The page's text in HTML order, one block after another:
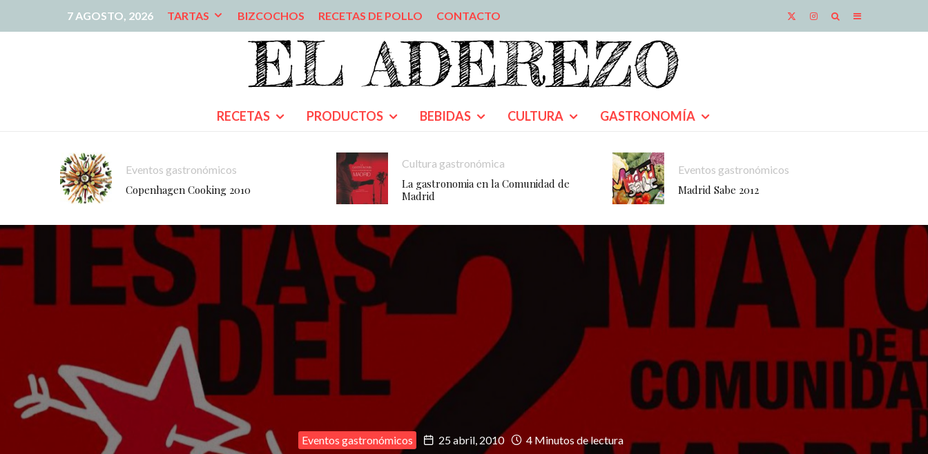
7 AGOSTO, 2026 TARTAS BIZCOCHOS RECETAS DE POLLO CONTACTO
RECETAS PRODUCTOS BEBIDAS CULTURA GASTRONOMÍA
Eventos gastronómicos
Copenhagen Cooking 2010
Cultura gastronómica
La gastronomia en la Comunidad de
Madrid
Eventos gastronómicos
Madrid Sabe 2012
Eventos gastronómicos 25 abril, 2010 4 Minutos de lectura